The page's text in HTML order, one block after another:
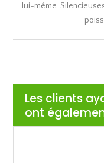
lui-même.
Les clients
ont